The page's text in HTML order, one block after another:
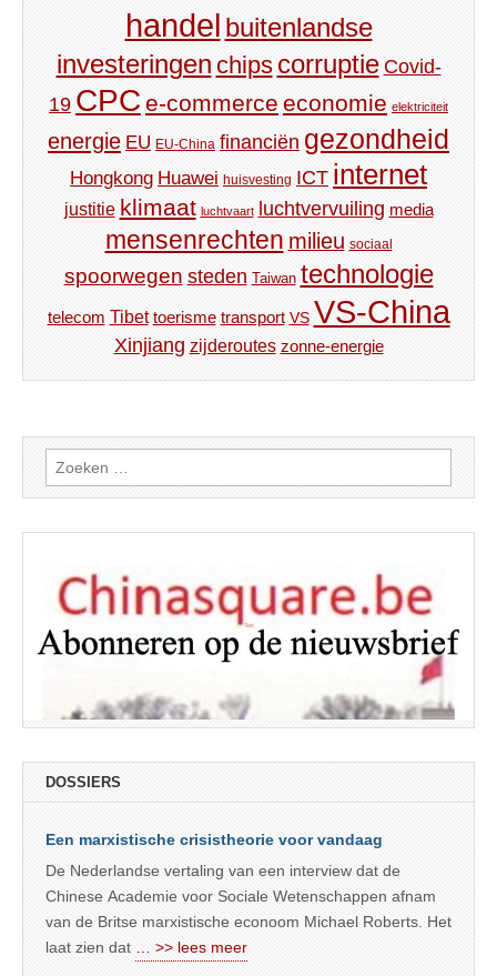
handel buitenlandse
investeringen chips corruptie Covid-
19 CPC e-commerce economie elektriciteit
energie EU EU-China financiën gezondheid
Hongkong Huawei huisvesting ICT internet
justitie klimaat luchtvaart luchtvervuiling media
mensenrechten milieu sociaal
spoorwegen steden Taiwan technologie
telecom Tibet toerisme transport VS VS-China
Xinjiang zijderoutes zonne-energie
Zoeken
naar:
DOSSIERS
Een marxistische crisistheorie voor vandaag
De Nederlandse vertaling van een interview dat de
Chinese Academie voor Sociale Wetenschappen afnam
van de Britse marxistische econoom Michael Roberts. Het
laat zien dat
… >> lees meer